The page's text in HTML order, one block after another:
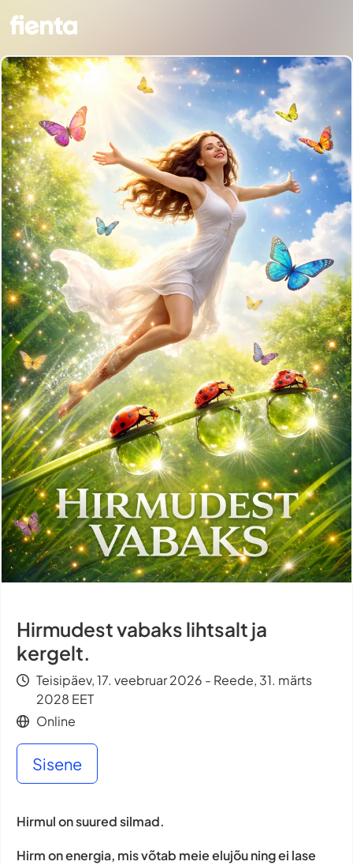
Hirmudest vabaks lihtsalt ja
kergelt.
Teisipäev, 17. veebruar 2026 - Reede, 31. märts
2028 EET
Online
Sisene
Hirmul on suured silmad.
Hirm on energia, mis võtab meie elujõu ning ei lase